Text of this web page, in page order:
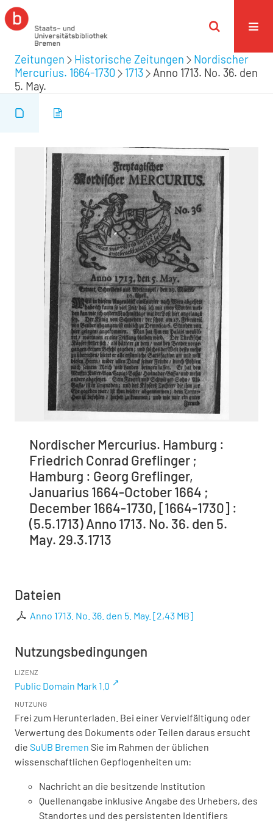
Zeitungen Historische Zeitungen
Nordischer
Mercurius. 1664-1730
1713
Anno 1713. No. 36. den
5. May.
Nordischer Mercurius. Hamburg :
Friedrich Conrad Greflinger ;
Hamburg : Georg Greflinger,
Januarius 1664-October 1664 ;
December 1664-1730, [1664-1730] :
(5.5.1713) Anno 1713. No. 36. den 5.
May. 29.3.1713
Dateien
Anno 1713. No. 36. den 5. May. [2,43 MB]
Nutzungsbedingungen
LIZENZ
Public Domain Mark 1.0
NUTZUNG
Frei zum Herunterladen. Bei einer Vervielfältigung oder
Verwertung des Dokuments oder Teilen daraus ersucht
die SuUB Bremen Sie im Rahmen der üblichen
wissenschaftlichen Gepflogenheiten um:
Nachricht an die besitzende Institution
Quellenangabe inklusive Angabe des Urhebers, des
Standortes und des persistenten Identifiers